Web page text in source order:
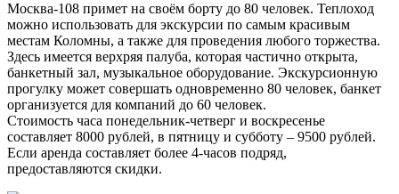
Москва-108 примет на своём борту до 80 человек. Теплоход
можно использовать для экскурсии по самым красивым
местам Коломны, а также для проведения любого торжества.
Здесь имеется верхряя палуба, которая частично открыта,
банкетный зал, музыкальное оборудование. Экскурсионную
прогулку может совершать одновременно 80 человек, банкет
организуется для компаний до 60 человек.
Стоимость часа понедельник-четверг и воскресенье
составляет 8000 рублей, в пятницу и субботу – 9500 рублей.
Если аренда составляет более 4-часов подряд,
предоставляются скидки.